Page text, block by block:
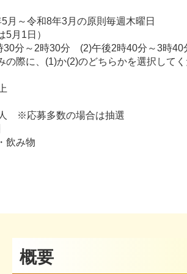
月～令和8年3月の原則毎週木曜日
月1日）
30分～2時30分 (2)午後2時40分～3時40
際に、(1)か(2)のどちらかを選択してく
※応募多数の場合は抽選
飲み物
概要